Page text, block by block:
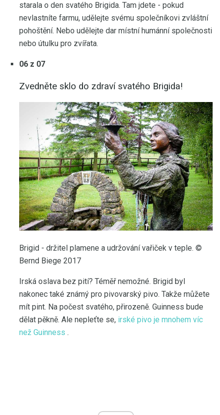
starala o den svatého Brigida. Tam jdete - pokud
nevlastníte farmu, udělejte svému společníkovi zvláštní
pohoštění. Nebo udělejte dar místní humánní společnosti
nebo útulku pro zvířata.
06 z 07
Zvedněte sklo do zdraví svatého Brigida!
Brigid - držitel plamene a udržování vařiček v teple. ©
Bernd Biege 2017
Irská oslava bez pití? Téměř nemožné. Brigid byl
nakonec také známý pro pivovarský pivo. Takže můžete
mít pint. Na počest svatého, přirozeně. Guinness bude
dělat pěkně. Ale nepleťte se, irské pivo je mnohem víc
než Guinness .